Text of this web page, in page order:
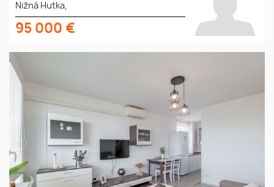
Nižná Hutka,
95 000 €